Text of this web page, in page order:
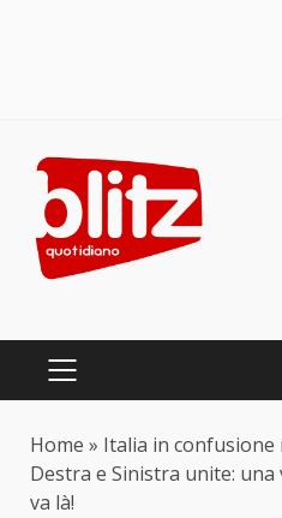
content
PRIMARY
Home » Italia in confusione
Destra e Sinistra unite:
va là!